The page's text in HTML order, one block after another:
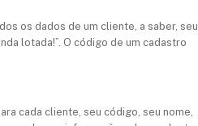
os dados de um cliente, a saber, seu
lotada!”. O código de um cadastro
cada cliente, seu código, seu nome,